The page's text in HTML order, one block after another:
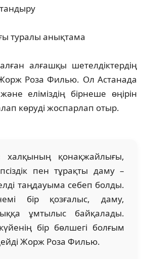
туралы анықтама
алғашқы шетелдіктердің
Роза Филью. Ол Астанада
еліміздің бірнеше өңірін
көруді жоспарлап отыр.
халқының қонақжайлығы,
пен тұрақты даму –
таңдауыма себеп болды.
бір қозғалыс, даму,
ұмтылыс байқалады.
бір бөлшегі болғым
Жорж Роза Филью.